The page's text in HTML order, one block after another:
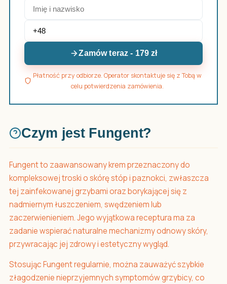
Zamów teraz - 179 zł
Płatność przy odbiorze. Operator skontaktuje się z Tobą w
celu potwierdzenia zamówienia.
Czym jest Fungent?
Fungent to zaawansowany krem przeznaczony do
kompleksowej troski o skórę stóp i paznokci, zwłaszcza
tej zainfekowanej grzybami oraz borykającej się z
nadmiernym łuszczeniem, swędzeniem lub
zaczerwienieniem. Jego wyjątkowa receptura ma za
zadanie wspierać naturalne mechanizmy odnowy skóry,
przywracając jej zdrowy i estetyczny wygląd.
Stosując Fungent regularnie, można zauważyć szybkie
złagodzenie nieprzyjemnych symptomów grzybicy, co